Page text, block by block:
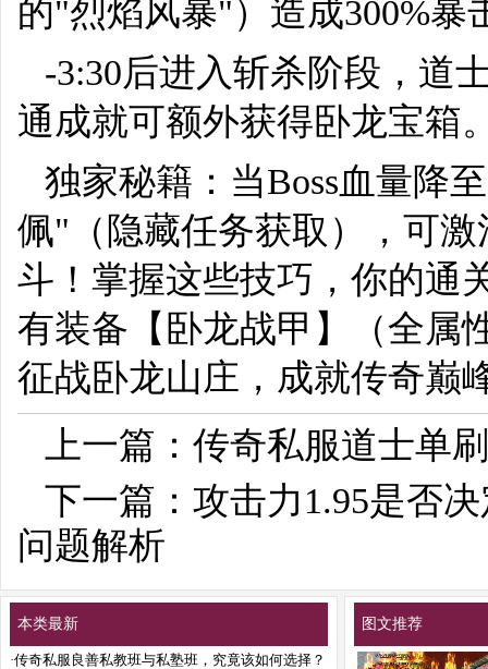
的"烈焰风暴"）造成300%暴
-3:30后进入斩杀阶段，道
通成就可额外获得卧龙宝箱
独家秘籍：当Boss血量降
佩"（隐藏任务获取），可
斗！掌握这些技巧，你的通
有装备【卧龙战甲】（全属
征战卧龙山庄，成就传奇巅
上一篇： 传奇私服道士单
下一篇： 攻击力1.95是否
问题解析
本类最新
·传奇私服良善私教班与私塾班，究竟该如何选择？
图文推荐